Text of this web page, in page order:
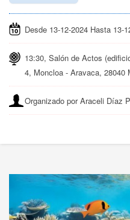
Desde 13-12-2024 Hasta 13-
13:30, Salón de Actos
4, Moncloa - Aravaca, 28040
Organizado por Araceli Díaz